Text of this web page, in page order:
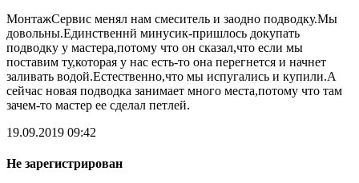
МонтажСервис менял нам смеситель и заодно подводку.Мы
довольны.Единственнй минусик-пришлось докупать
подводку у мастера,потому что он сказал,что если мы
поставим ту,которая у нас есть-то она перегнется и начнет
заливать водой.Естественно,что мы испугались и купили.А
сейчас новая подводка занимает много места,потому что там
зачем-то мастер ее сделал петлей.
19.09.2019 09:42
Не зарегистрирован